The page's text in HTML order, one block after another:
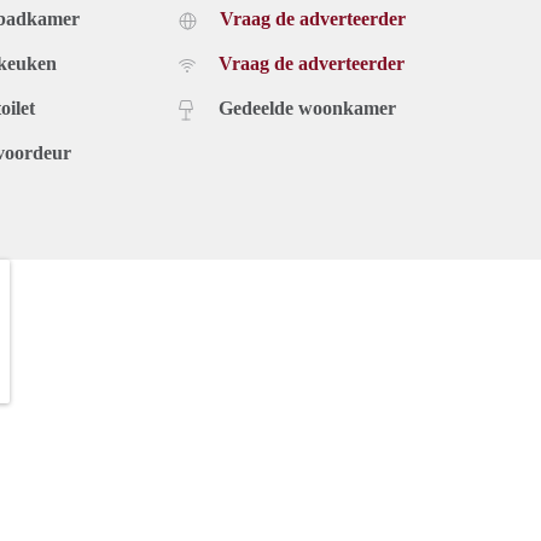
Vraag de adverteerder
Vraag de adverteerder
Gedeelde woonkamer